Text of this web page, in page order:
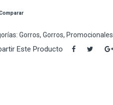
Gorros, Gorros, Promocionales
Este Producto